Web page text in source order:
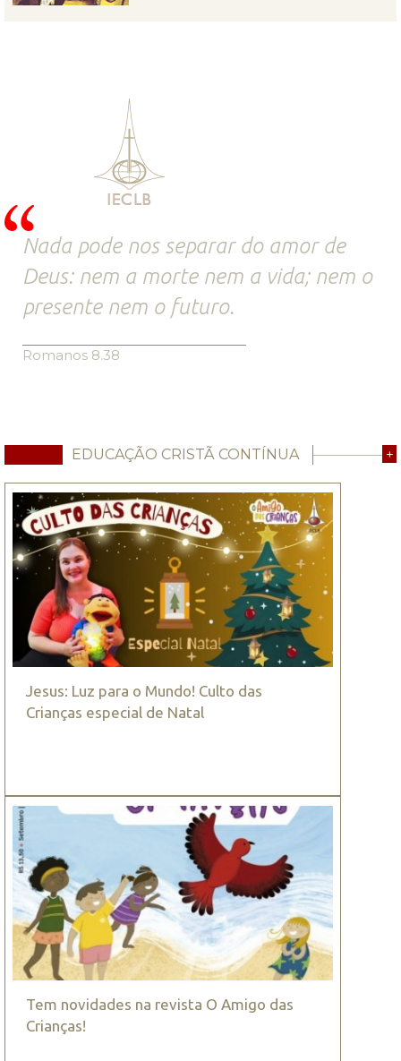
Nada pode nos separar do amor de
Deus: nem a morte nem a vida; nem o
presente nem o futuro.
Romanos 8.38
EDUCAÇÃO CRISTÃ CONTÍNUA +
Jesus: Luz para o Mundo! Culto das
Crianças especial de Natal
Tem novidades na revista O Amigo das
Crianças!